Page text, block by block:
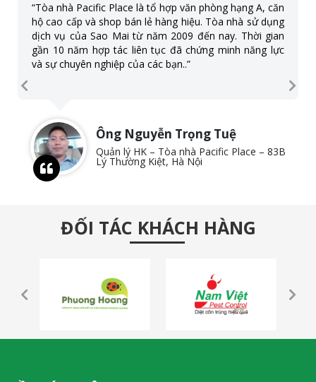
Mình đã hoảng loạn vì tình trạng mối trước khi gọi tới
Sao Mai. Thật sự bất ngờ vì những gì các bạn đã làm
được. Tất cả mối đã biến mất khỏi căn nhà mình sau
nhân viên Sao Mai đến hỗ trợ.
Chị Thu Hương
Chủ quán Bún chả Bình Chung – Bạch
Mai – Hà Nội
ĐỐI TÁC KHÁCH HÀNG